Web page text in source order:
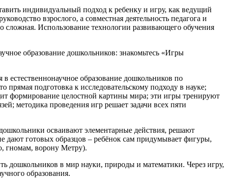
индивидуальный подход к ребенку и игру, как ведущий
взрослого, а совместная деятельность педагога и
сложная. Использование технологии развивающего обучения
образование дошкольников: знакомьтесь «Игры
образование дошкольников по
подготовка к исследовательскому подходу в науке;
формирование целостной картины мира; эти игры тренируют
методика проведения игр решает задачи всех пяти
осваивают элементарные действия, решают
дают готовых образцов – ребёнок сам придумывает фигуры,
гномам, ворону Метру).
дошкольников в мир науки, природы и математики. Через игру,
образования.